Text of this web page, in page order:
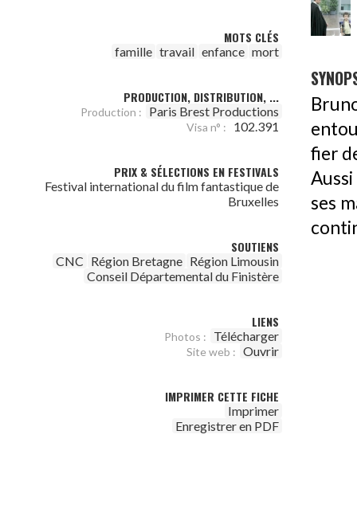
MOTS CLÉS
famille travail enfance mort
PRODUCTION, DISTRIBUTION, ...
Production : Paris Brest Productions
Visa n° : 102.391
PRIX & SÉLECTIONS EN FESTIVALS
Festival international du film fantastique de
Bruxelles
SOUTIENS
CNC Région Bretagne Région Limousin
Conseil Départemental du Finistère
LIENS
Photos : Télécharger
Site web : Ouvrir
IMPRIMER CETTE FICHE
Imprimer
Enregistrer en PDF
fier
ses